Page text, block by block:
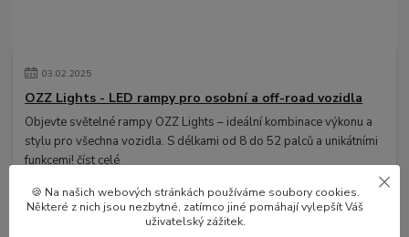
03.02.2025
OZZ Lights - LED rampy pro osobní a off-road vozidla
Objevte světelné rampy OZZ Lights – ideální kombinace výkonu a
stylu pro všechna vozidla. S délkami od 8 do 52 palců a unikátními
funkcemi!číst celé
🍪 Na našich webových stránkách používáme soubory cookies.
Některé z nich jsou nezbytné, zatímco jiné pomáhají vylepšít Váš
uživatelský zážitek.